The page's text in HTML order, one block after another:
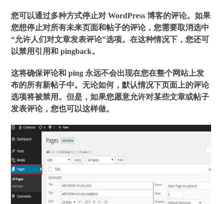
您可以通过多种方式停止对 WordPress 博客的评论。如果
您想停止对所有未来页面和帖子的评论，您需要取消选中
“允许人们对文章发表评论”选项。在这种情况下，您还可
以禁用引用和 pingback。
这将确保评论和 ping 永远不会出现在您在整个网站上发
布的所有新帖子中。无论如何，默认情况下页面上的评论
选项将被禁用。但是，如果您愿意允许对某些文章或帖子
发表评论，您也可以这样做。